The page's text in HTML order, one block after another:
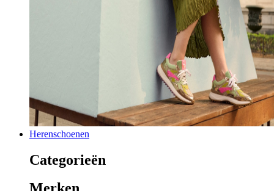
Herenschoenen
Categorieën